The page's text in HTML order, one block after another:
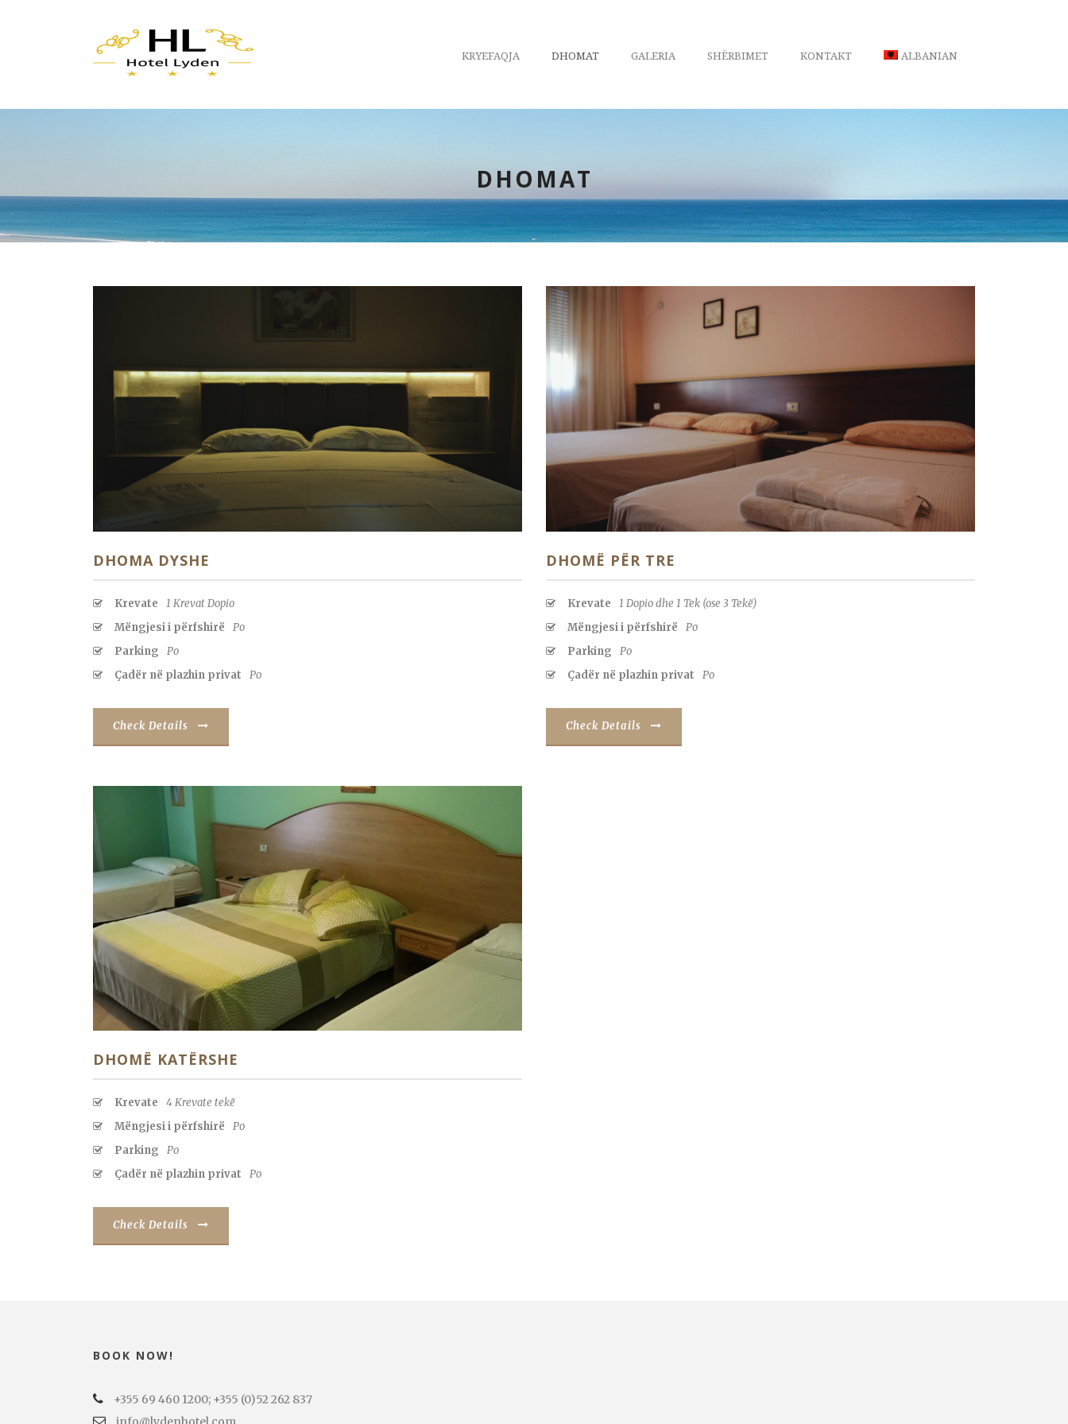
KRYEFAQJA DHOMAT GALERIA SHËRBIMET KONTAKT ALBANIAN
DHOMAT
DHOMA DYSHE
Krevate
1 Krevat Dopio
Mëngjesi i përfshirë
Po
Parking
Po
Çadër në plazhin privat
Po
Check Details
DHOMË PËR TRE
Krevate
1 Dopio dhe 1 Tek (ose 3 Tekë)
Mëngjesi i përfshirë
Po
Parking
Po
Çadër në plazhin privat
Po
Check Details
DHOMË KATËRSHE
Krevate
4 Krevate tekë
Mëngjesi i përfshirë
Po
Parking
Po
Çadër në plazhin privat
Po
Check Details
BOOK NOW!
+355 69 460 1200; +355 (0)52 262 837